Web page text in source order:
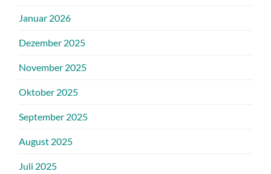
Januar 2026
Dezember 2025
November 2025
Oktober 2025
September 2025
August 2025
Juli 2025